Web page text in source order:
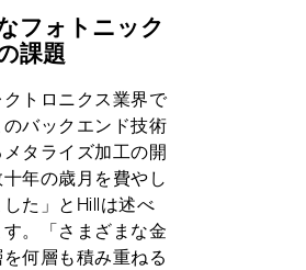
フォトニック
課題
クトロニクス業界で
のバックエンド技術
タライズ加工の開
年の歳月を費やし
た」とHillは述べ
。「さまざまな金
を何層も積み重ねる